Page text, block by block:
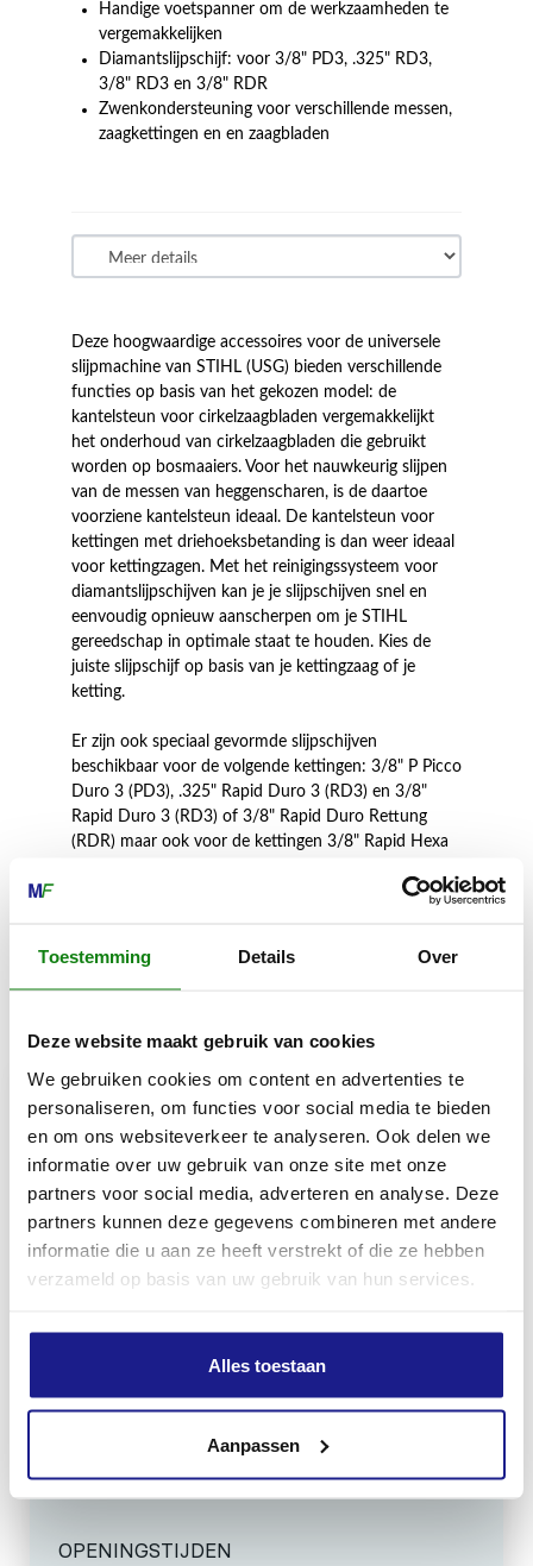
Toestemming Details Over
Deze website maakt gebruik van cookies
We gebruiken cookies om content en advertenties te
personaliseren, om functies voor social media te bieden
en om ons websiteverkeer te analyseren. Ook delen we
informatie over uw gebruik van onze site met onze
partners voor social media, adverteren en analyse. Deze
partners kunnen deze gegevens combineren met andere
informatie die u aan ze heeft verstrekt of die ze hebben
verzameld op basis van uw gebruik van hun services.
Alles toestaan
Aanpassen
Handige voetspanner om de werkzaamheden te
vergemakkelijken
Diamantslijpschijf: voor 3/8" PD3, .325" RD3,
3/8" RD3 en 3/8" RDR
Zwenkondersteuning voor verschillende messen,
zaagkettingen en en zaagbladen
Deze hoogwaardige accessoires voor de universele
slijpmachine van STIHL (USG) bieden verschillende
functies op basis van het gekozen model: de
kantelsteun voor cirkelzaagbladen vergemakkelijkt
het onderhoud van cirkelzaagbladen die gebruikt
worden op bosmaaiers. Voor het nauwkeurig slijpen
van de messen van heggenscharen, is de daartoe
voorziene kantelsteun ideaal. De kantelsteun voor
kettingen met driehoeksbetanding is dan weer ideaal
voor kettingzagen. Met het reinigingssysteem voor
diamantslijpschijven kan je je slijpschijven snel en
eenvoudig opnieuw aanscherpen om je STIHL
gereedschap in optimale staat te houden. Kies de
juiste slijpschijf op basis van je kettingzaag of je
ketting.
Er zijn ook speciaal gevormde slijpschijven
beschikbaar voor de volgende kettingen: 3/8" P Picco
Duro 3 (PD3), .325" Rapid Duro 3 (RD3) en 3/8"
Rapid Duro 3 (RD3) of 3/8" Rapid Duro Rettung
(RDR) maar ook voor de kettingen 3/8" Rapid Hexa
slijpproces nog eenvoudiger en comfortabeler.
MECHANISATIE FRANEKER
Kiehoek 26
8801 RD Franeker
info@mechanisatiefraneker.nl
06-83139573
OPENINGSTIJDEN